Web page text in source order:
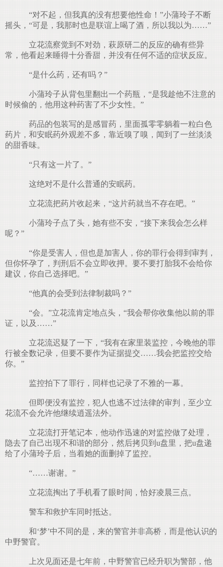
“对不起，但我真的没有想要他性命！”小蒲玲子不断
摇头，“可是，我那时也是联谊上喝了酒，所以我以为……”
立花流察觉到不对劲，萩原研二的反应的确有些异
常，他看起来睡得十分香甜，并没有任何不适的症状反应。
“是什么药，还有吗？”
小蒲玲子从背包里翻出一个药瓶，“是我趁他不注意的
时候偷的，他用这种药害了不少女性。”
药品的包装写的是感冒药，里面孤零零躺着一粒白色
药片，和安眠药外观差不多，靠近嗅了嗅，闻到了一丝淡淡
的甜香味。
“只有这一片了。”
这绝对不是什么普通的安眠药。
立花流把药片收起来，“这片药就当不存在吧。”
小蒲玲子点了头，她有些不安，“接下来我会怎么样
呢？”
“你是受害人，但也是加害人，你的罪行会得到审判，
但你怀孕了，判刑后不会立即收押。要不要打胎我不会给你
建议，你自己选择吧。”
“他真的会受到法律制裁吗？”
“会。”立花流肯定地点头，“我会帮你收集他以前的罪
证，以及……”
立花流迟疑了一下，“我有在家里装监控，今晚他的罪
行被全数记录，但要不要作为证据提交……我会把监控交给
你。”
监控拍下了罪行，同样也记录了不雅的一幕。
但即便没有监控，犯人也逃不过法律的审判，至少立
花流不会允许他继续逍遥法外。
立花流打开笔记本，他动作迅速的对监控做了处理，
隐去了自己出现不和谐的部分，然后拷贝到u盘里，把u盘递
给了小蒲玲子后，当着她的面删掉了监控。
“……谢谢。”
立花流掏出了手机看了眼时间，恰好凌晨三点。
警车和救护车同时抵达。
和‘梦’中不同的是，来的警官并非高桥，而是他认识的
中野警官。
上次见面还是七年前，中野警官已经升职为警部，他